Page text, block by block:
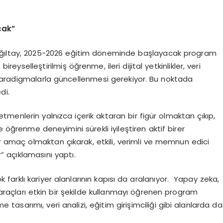
2025-2026 eğitim döneminde başlayacak program
öğrenme, ileri dijital yetkinlikler, veri
güncellenmesi gerekiyor. Bu noktada
yalnızca içerik aktaran bir figür olmaktan çıkıp,
deneyimini sürekli iyileştiren aktif birer
olmaktan çıkarak, etkili, verimli ve memnun edici
yaptı.
kariyer alanlarının kapısı da aralanıyor. Yapay zeka,
etkin bir şekilde kullanmayı öğrenen program
tasarımı, veri analizi, eğitim girişimciliği gibi alanlarda da